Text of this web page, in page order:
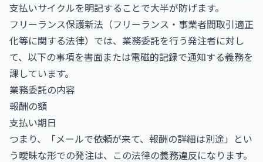
支払いサイクルを明記することで大半が防げます。
フリーランス保護新法（フリーランス・事業者間取引適正
化等に関する法律）では、業務委託を行う発注者に対し
て、以下の事項を書面または電磁的記録で通知する義務を
課しています。
業務委託の内容
報酬の額
支払い期日
つまり、「メールで依頼が来て、報酬の詳細は別途」とい
う曖昧な形での発注は、この法律の義務違反になります。